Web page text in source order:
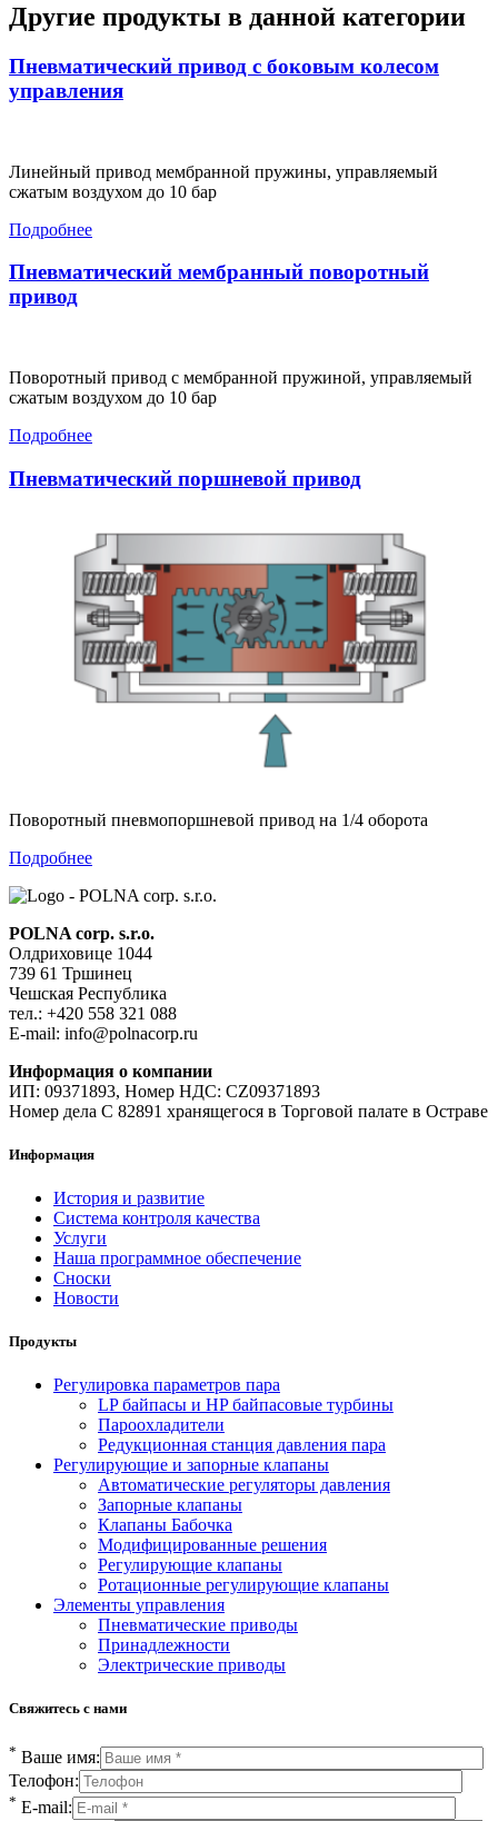
Другие продукты в данной категории
Пневматический привод с боковым колесом
управления
Линейный привод мембранной пружины, управляемый
сжатым воздухом до 10 бар
Подробнее
Пневматический мембранный поворотный
привод
Поворотный привод с мембранной пружиной, управляемый
сжатым воздухом до 10 бар
Подробнее
Пневматический поршневой привод
Поворотный пневмопоршневой привод на 1/4 оборота
Подробнее
POLNA corp. s.r.o.
Олдриховице 1044
739 61 Тршинец
Чешская Республика
тел.: +420 558 321 088
E-mail: info@polnacorp.ru
Информация о компании
ИП: 09371893, Номер НДС: CZ09371893
Номер дела C 82891 хранящегося в Торговой палате в Остраве
Информация
История и развитие
Система контроля качества
Услуги
Наша программное обеспечение
Сноски
Новости
Продукты
Регулировка параметров пара
LP байпасы и HP байпасовые турбины
Пароохладители
Редукционная станция давления пара
Регулирующие и запорные клапаны
Автоматические регуляторы давления
Запорные клапаны
Клапаны Бабочка
Модифицированные решения
Регулирующие клапаны
Ротационные регулирующие клапаны
Элементы управления
Пневматические приводы
Принадлежности
Электрические приводы
Свяжитесь с нами
* Ваше имя:
Телофон:
* E-mail: